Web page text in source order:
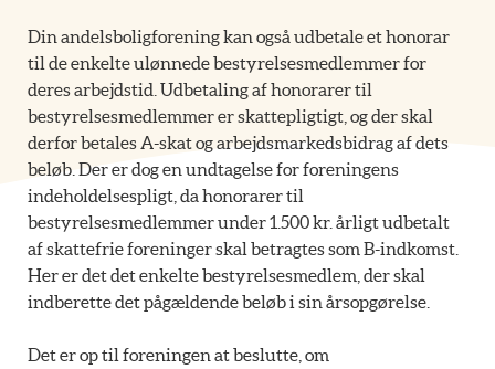
Din andelsboligforening kan også udbetale et honorar
til de enkelte ulønnede bestyrelsesmedlemmer for
deres arbejdstid. Udbetaling af honorarer til
bestyrelsesmedlemmer er skattepligtigt, og der skal
derfor betales A-skat og arbejdsmarkedsbidrag af dets
beløb. Der er dog en undtagelse for foreningens
indeholdelsespligt, da honorarer til
bestyrelsesmedlemmer under 1.500 kr. årligt udbetalt
af skattefrie foreninger skal betragtes som B-indkomst.
Her er det det enkelte bestyrelsesmedlem, der skal
indberette det pågældende beløb i sin årsopgørelse.
Det er op til foreningen at beslutte, om